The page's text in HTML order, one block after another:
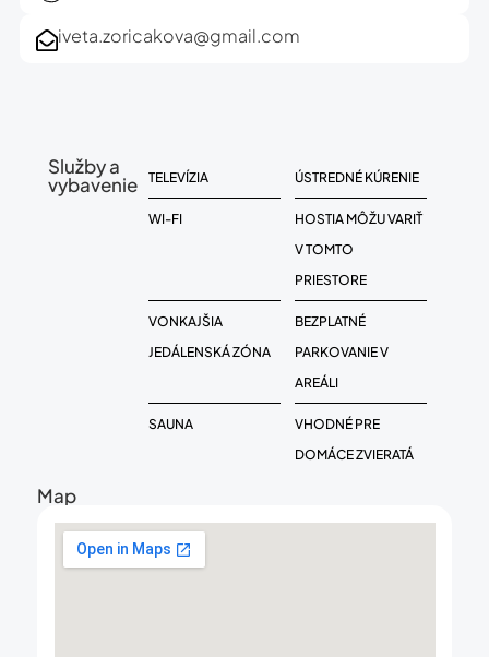
iveta.zoricakova@gmail.com
Služby a
vybavenie TELEVÍZIA ÚSTREDNÉ KÚRENIE
WI-FI
HOSTIA MÔŽU VARIŤ
V TOMTO
PRIESTORE
VONKAJŠIA
JEDÁLENSKÁ ZÓNA
BEZPLATNÉ
PARKOVANIE V
AREÁLI
SAUNA
VHODNÉ PRE
DOMÁCE ZVIERATÁ
Map